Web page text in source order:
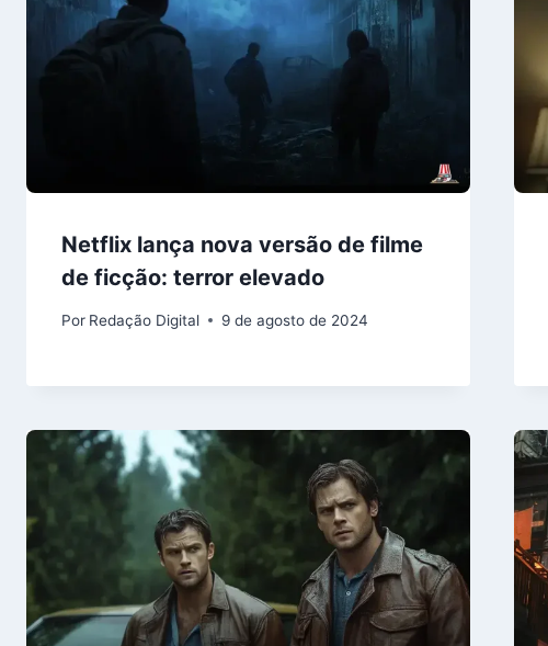
Netflix lança nova versão de filme
de ficção: terror elevado
Por Redação Digital 9 de agosto de 2024